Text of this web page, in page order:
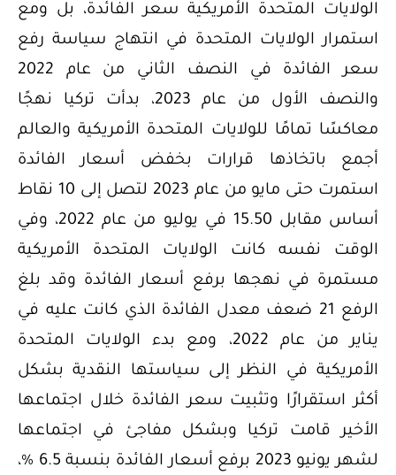
الولايات المتحدة الأمريكية سعر الفائدة، بل ومع
استمرار الولايات المتحدة في انتهاج سياسة رفع
سعر الفائدة في النصف الثاني من عام 2022
والنصف الأول من عام 2023، بدأت تركيا نهجًا
معاكسًا تمامًا للولايات المتحدة الأمريكية والعالم
أجمع باتخاذها قرارات بخفض أسعار الفائدة
استمرت حتى مايو من عام 2023 لتصل إلى 10 نقاط
أساس مقابل 15.50 في يوليو من عام 2022، وفي
الوقت نفسه كانت الولايات المتحدة الأمريكية
مستمرة في نهجها برفع أسعار الفائدة وقد بلغ
الرفع 21 ضعف معدل الفائدة الذي كانت عليه في
يناير من عام 2022، ومع بدء الولايات المتحدة
الأمريكية في النظر إلى سياستها النقدية بشكل
أكثر استقرارًا وتثبيت سعر الفائدة خلال اجتماعها
الأخير قامت تركيا وبشكل مفاجئ في اجتماعها
لشهر يونيو 2023 برفع أسعار الفائدة بنسبة 6.5 %،